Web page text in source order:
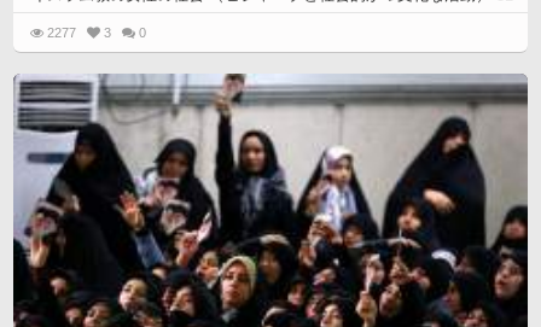
2277 3 0